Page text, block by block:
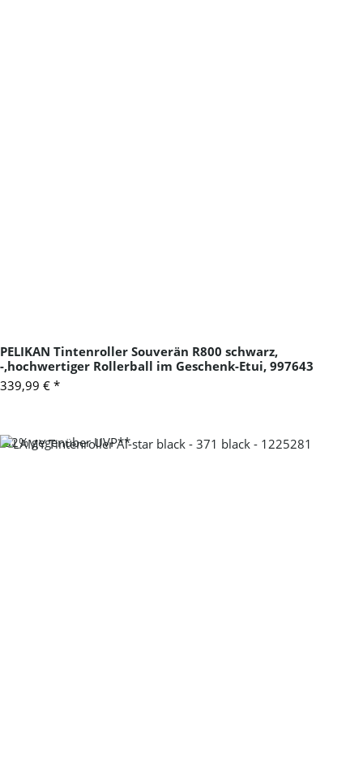
PELIKAN Tintenroller Souverän R800 schwarz,
-,hochwertiger Rollerball im Geschenk-Etui, 997643
339,99 € *
-32%gegenüber UVP**